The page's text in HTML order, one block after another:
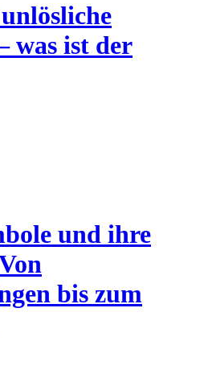
was ist der
und ihre
bis zum